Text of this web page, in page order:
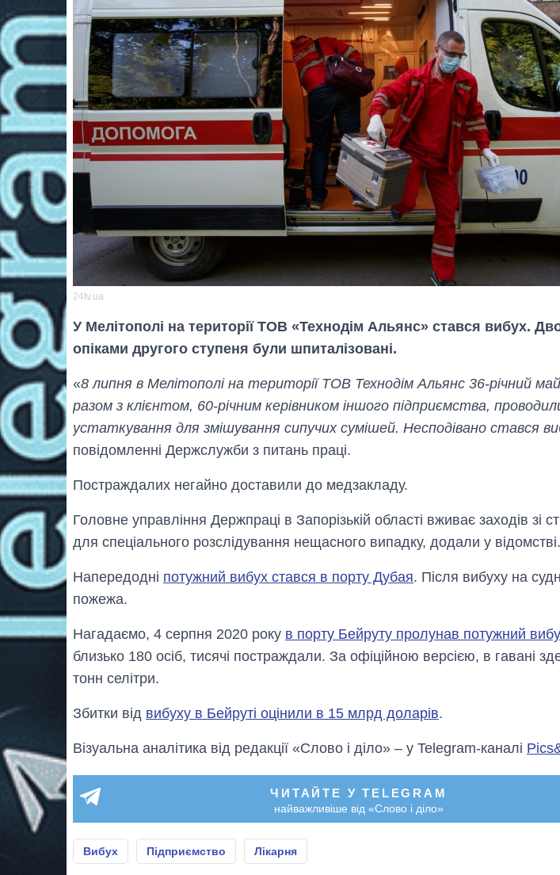
24tv.ua
У Мелітополі на території ТОВ «Технодім Альянс» стався вибух.
опіками другого ступеня були шпиталізовані.
«8 липня в Мелітополі на території ТОВ Технодім Альянс 36-річний
разом з клієнтом, 60-річним керівником іншого підприємства,
устаткування для змішування сипучих сумішей. Несподівано стався
повідомленні Держслужби з питань праці.
Постраждалих негайно доставили до медзакладу.
Головне управління Держпраці в Запорізькій області вживає заходів зі
для спеціального розслідування нещасного випадку, додали у відомстві.
Напередодні потужний вибух стався в порту Дубая. Після вибуху на
пожежа.
Нагадаємо, 4 серпня 2020 року в порту Бейруту пролунав потужний
близько 180 осіб, тисячі постраждали. За офіційною версією, в гавані
тонн селітри.
Збитки від вибуху в Бейруті оцінили в 15 млрд доларів.
Візуальна аналітика від редакції «Слово і діло» – у Telegram-каналі
ЧИТАЙТЕ У TELEGRAM
найважливіше від «Слово і діло»
Вибух Підприємство Лікарня